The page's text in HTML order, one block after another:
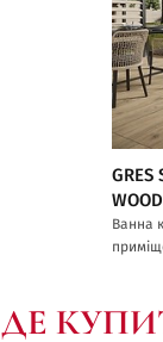
GRES
Ванна
ДЕ